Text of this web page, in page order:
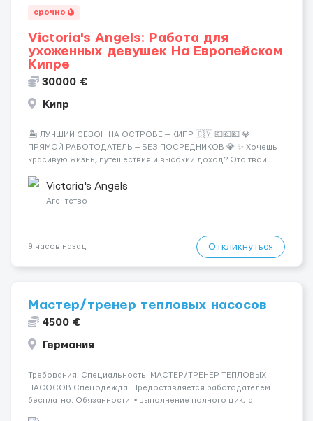
срочно
Victoria's Angels: Работа для
ухоженных девушек На Европейском
Кипре
30000 €
Кипр
🏝️ ЛУЧШИЙ СЕЗОН НА ОСТРОВЕ — КИПР 🇨🇾 💶💶💶 💎
ПРЯМОЙ РАБОТОДАТЕЛЬ — БЕЗ ПОСРЕДНИКОВ 💎 ✨ Хочешь
красивую жизнь, путешествия и высокий доход? Это твой
Опытная команда с годами практики — Стабильный поток
клиентов (без ...
Victoria's Angels
Агентство
9 часов назад Откликнуться
Мастер/тренер тепловых насосов
4500 €
Германия
Требования: ‍Специальность: МАСТЕР/ТРЕНЕР ТЕПЛОВЫХ
НАСОСОВ Спецодежда: Предоставляется работодателем
бесплатно. Обязанности: • выполнение полного цикла